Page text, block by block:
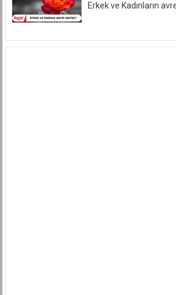
Benzeri
Tabirlerle
İtham
Erkek ve Kadınların